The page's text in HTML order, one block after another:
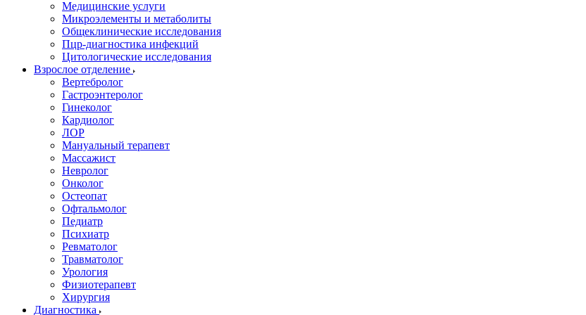
Медицинские услуги
Микроэлементы и метаболиты
Общеклинические исследования
Пцр-диагностика инфекций
Цитологические исследования
Взрослое отделение
Вертебролог
Гастроэнтеролог
Гинеколог
Кардиолог
ЛОР
Мануальный терапевт
Массажист
Невролог
Онколог
Остеопат
Офтальмолог
Педиатр
Психиатр
Ревматолог
Травматолог
Урология
Физиотерапевт
Хирургия
Диагностика